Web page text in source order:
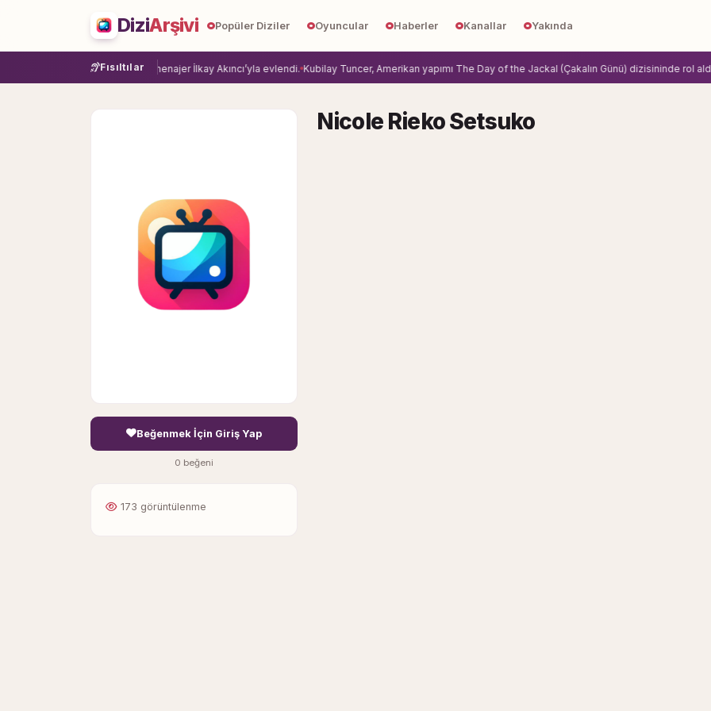
DiziArşivi Popüler Diziler Oyuncular Haberler Kanallar Yakında
Fısıltılar
Damla Sönmez, menajer İlkay Akıncı’yla evlendi. Kubilay Tuncer, Amerikan yapımı The Day of the Jackal (Çakalın Günü) dizisininde rol aldi.
Beğenmek İçin Giriş Yap
0 beğeni
173 görüntülenme
Nicole Rieko Setsuko